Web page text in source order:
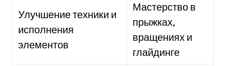
Улучшение техники и
исполнения
элементов
Мастерство в
прыжках,
вращениях и
глайдинге